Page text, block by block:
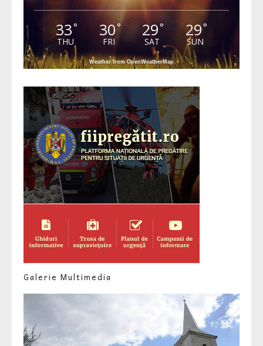
33°
THU
30°
FRI
29°
SAT
29°
SUN
Weather from OpenWeatherMap
Galerie Multimedia